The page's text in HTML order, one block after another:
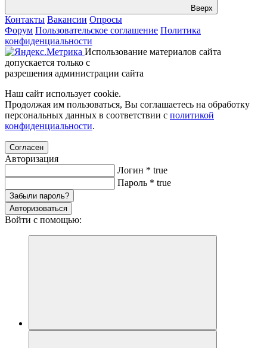
Вверх
Контакты Вакансии Опросы
Форум Пользовательское соглашение Политика
конфиденциальности
Использование материалов сайта
допускается только с
разрешения администрации сайта
Наш сайт использует cookie.
Продолжая им пользоваться, Вы соглашаетесь на обработку
персональных данных в соответствии с политикой
конфиденциальности.
Согласен
Авторизация
Логин * true
Пароль * true
Забыли пароль?
Авторизоваться
Войти с помощью: